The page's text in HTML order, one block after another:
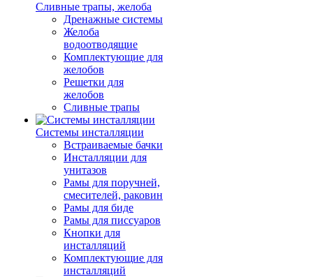
Сливные трапы, желоба
Дренажные системы
Желоба
водоотводящие
Комплектующие для
желобов
Решетки для
желобов
Сливные трапы
Системы инсталляции
Встраиваемые бачки
Инсталляции для
унитазов
Рамы для поручней,
смесителей, раковин
Рамы для биде
Рамы для писсуаров
Кнопки для
инсталляций
Комплектующие для
инсталляций